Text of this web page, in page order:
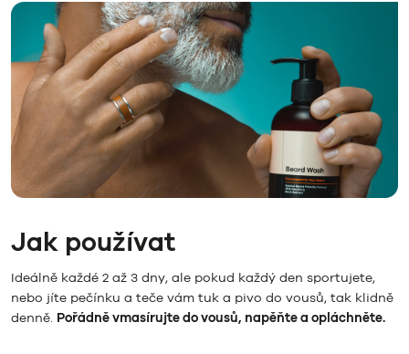
Jak používat
Ideálně každé 2 až 3 dny, ale pokud každý den sportujete,
nebo jíte pečínku a teče vám tuk a pivo do vousů, tak klidně
denně. Pořádně vmasírujte do vousů, napěňte a opláchněte.